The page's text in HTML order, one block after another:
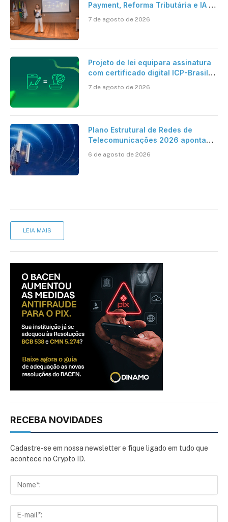
Payment, Reforma Tributária e IA no
7 de agosto de 2026
Projeto de lei equipara assinatura
com certificado digital ICP-Brasil
cartório
7 de agosto de 2026
Plano Estrutural de Redes de
Telecomunicações 2026 aponta
avanço da cobertura móvel, mas
6 de agosto de 2026
LEIA MAIS
RECEBA NOVIDADES
Cadastre-se em nossa newsletter e fique ligado em tudo que
acontece no Crypto ID.